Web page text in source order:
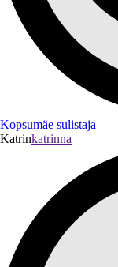
Kopsumäe sulistaja
Katrinkatrinna